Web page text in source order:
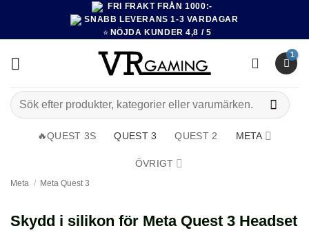
innehåll
FRI FRAKT FRÅN 1000:-
SNABB LEVERANS 1-3 VARDAGAR
⭐ NÖJDA KUNDER 4,8 / 5
Sök
efter:
🔥QUEST 3S QUEST 3 QUEST 2 META
ÖVRIGT
Meta / Meta Quest 3
Skydd i silikon för Meta Quest 3 Headset